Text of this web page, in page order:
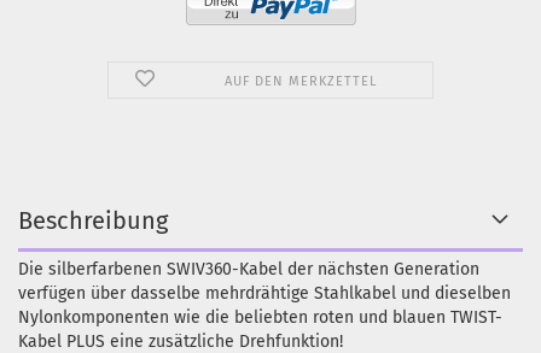
AUF DEN MERKZETTEL
Beschreibung
Die silberfarbenen SWIV360-Kabel der nächsten Generation
verfügen über dasselbe mehrdrähtige Stahlkabel und dieselben
Nylonkomponenten wie die beliebten roten und blauen TWIST-
Kabel PLUS eine zusätzliche Drehfunktion!